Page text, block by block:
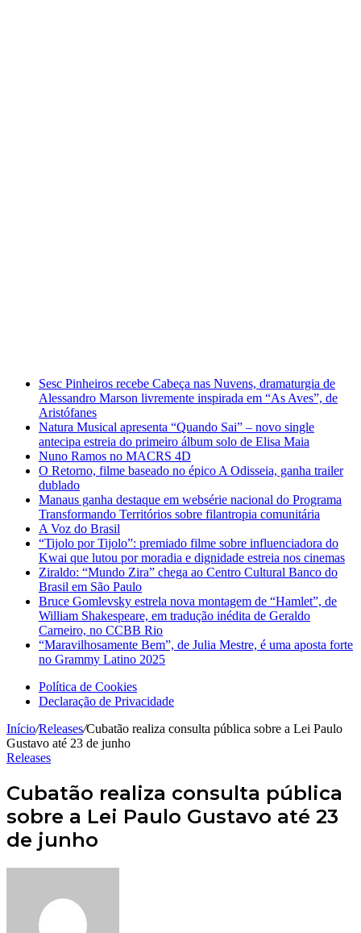
Sesc Pinheiros recebe Cabeça nas Nuvens, dramaturgia de
Alessandro Marson livremente inspirada em “As Aves”, de
Aristófanes
Natura Musical apresenta “Quando Sai” – novo single
antecipa estreia do primeiro álbum solo de Elisa Maia
Nuno Ramos no MACRS 4D
O Retorno, filme baseado no épico A Odisseia, ganha trailer
dublado
Manaus ganha destaque em websérie nacional do Programa
Transformando Territórios sobre filantropia comunitária
A Voz do Brasil
“Tijolo por Tijolo”: premiado filme sobre influenciadora do
Kwai que lutou por moradia e dignidade estreia nos cinemas
Ziraldo: “Mundo Zira” chega ao Centro Cultural Banco do
Brasil em São Paulo
Bruce Gomlevsky estrela nova montagem de “Hamlet”, de
William Shakespeare, em tradução inédita de Geraldo
Carneiro, no CCBB Rio
“Maravilhosamente Bem”, de Julia Mestre, é uma aposta forte
no Grammy Latino 2025
Política de Cookies
Declaração de Privacidade
Início/Releases/Cubatão realiza consulta pública sobre a Lei Paulo
Gustavo até 23 de junho
Releases
Cubatão realiza consulta pública
sobre a Lei Paulo Gustavo até 23
de junho